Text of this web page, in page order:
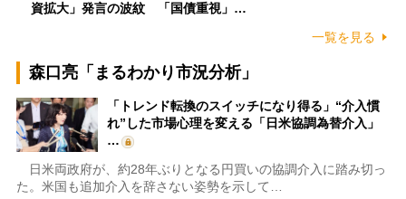
資拡大」発言の波紋 「国債重視」…
一覧を見る
森口亮「まるわかり市況分析」
「トレンド転換のスイッチになり得る」“介入慣
れ”した市場心理を変える「日米協調為替介入」
…
日米両政府が、約28年ぶりとなる円買いの協調介入に踏み切っ
た。米国も追加介入を辞さない姿勢を示して…